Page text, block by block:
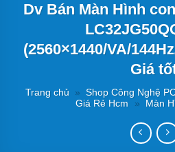
Dv Bán Màn Hình
(2560×1440/VA/
Giá
Trang chủ » Shop Công Nghệ
Giá Rẻ Hcm
» Màn